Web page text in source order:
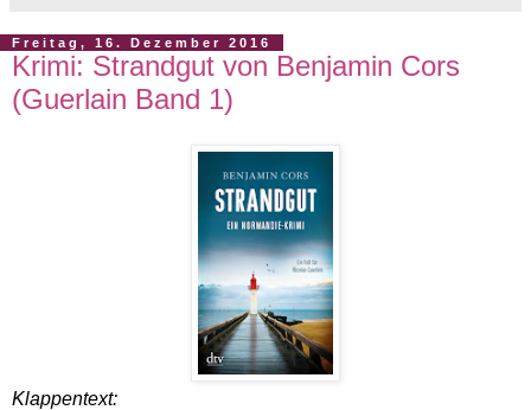
Freitag, 16. Dezember 2016
Krimi: Strandgut von Benjamin Cors
(Guerlain Band 1)
Klappentext: